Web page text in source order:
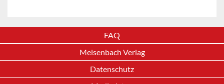
FAQ
Meisenbach Verlag
Datenschutz